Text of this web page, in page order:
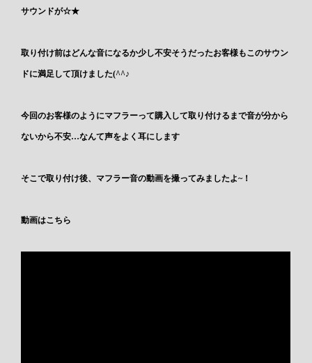
サウンドが☆★
取り付け前はどんな音になるか少し不安そうだったお客様もこのサウン
ドに満足して頂けました(^^♪
今回のお客様のようにマフラーって購入して取り付けるまで音が分から
ないから不安…なんて声をよく耳にします
そこで取り付け後、マフラー音の動画を撮ってみましたよ~！
動画はこちら